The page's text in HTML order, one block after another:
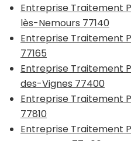
Entreprise Traitement
lès-Nemours 77140
Entreprise Traitement
77165
Entreprise Traitement
des-Vignes 77400
Entreprise Traitement
77810
Entreprise Traitement